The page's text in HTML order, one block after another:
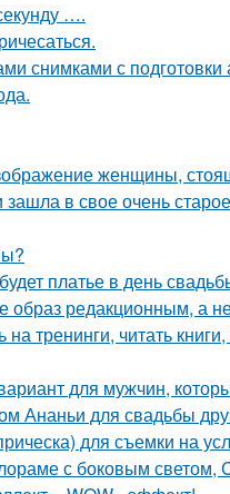
….
снимками с
женщины,
в свое очень
платье в день
образ редакционным, а
тренинги, читать
для мужчин,
Ананьи для свадьбы
для съемки на
с боковым светом,